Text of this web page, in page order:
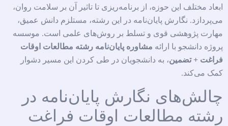
ابعاد مختلف این حوزه، از برنامه‌ریزی تا تاثیر آن بر سلامت روان،
می‌پردازد. نگارش پایان‌نامه در این رشته، مستلزم دانش عمیق،
مهارت پژوهشی قوی و تسلط بر روش‌های علمی است. موسسه
پروژه دانشجو با ارائه مشاوره پایان‌نامه رشته مطالعات اوقات
فراغت + تضمین، به دانشجویان در طی کردن این مسیر دشوار
کمک می‌کند.
چالش‌های نگارش پایان‌نامه در
رشته مطالعات اوقات فراغت